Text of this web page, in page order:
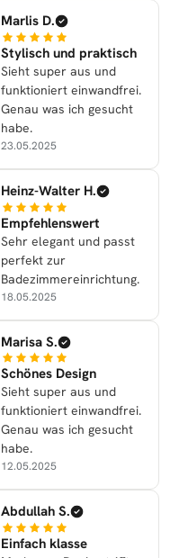
Marlis D.
Stylisch und praktisch
Sieht super aus und
funktioniert einwandfrei.
Genau was ich gesucht
habe.
23.05.2025
Heinz-Walter H.
Empfehlenswert
Sehr elegant und passt
perfekt zur
Badezimmereinrichtung.
18.05.2025
Marisa S.
Schönes Design
Sieht super aus und
funktioniert einwandfrei.
Genau was ich gesucht
habe.
12.05.2025
Abdullah S.
Einfach klasse